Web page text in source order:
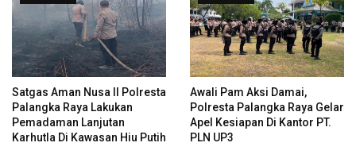
Satgas Aman Nusa II Polresta
Palangka Raya Lakukan
Pemadaman Lanjutan
Karhutla Di Kawasan Hiu Putih
Awali Pam Aksi Damai,
Polresta Palangka Raya Gelar
Apel Kesiapan Di Kantor PT.
PLN UP3